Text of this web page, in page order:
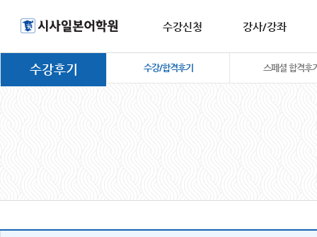
수강신청 강사/강좌
수강후기 수강/합격후기 스페셜 합격후